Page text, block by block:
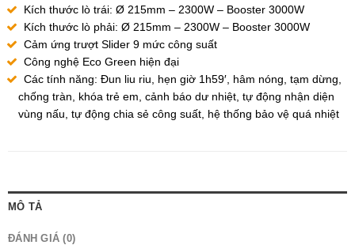
Kích thước lò trái: Ø 215mm – 2300W – Booster 3000W
Kích thước lò phải: Ø 215mm – 2300W – Booster 3000W
Cảm ứng trượt Slider 9 mức công suất
Công nghệ Eco Green hiện đại
Các tính năng: Đun liu riu, hẹn giờ 1h59′, hâm nóng, tạm dừng,
chống tràn, khóa trẻ em, cảnh báo dư nhiệt, tự động nhận diện
vùng nấu, tự động chia sẻ công suất, hệ thống bảo vệ quá nhiệt
MÔ TẢ
ĐÁNH GIÁ (0)